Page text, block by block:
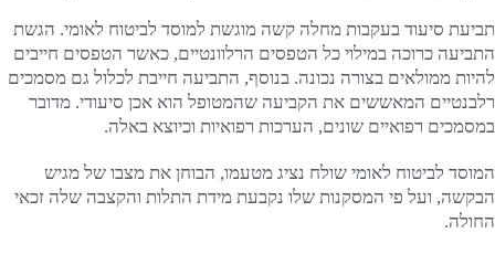
תביעת סיעוד בעקבות מחלה קשה מוגשת למוסד לביטוח לאומי. הגשת
התביעה כרוכה במילוי כל הטפסים הרלוונטיים, כאשר הטפסים חייבים
להיות ממולאים בצורה נכונה. בנוסף, התביעה חייבת לכלול גם מסמכים
רלבנטיים המאששים את הקביעה שהמטופל הוא אכן סיעודי. מדובר
במסמכים רפואיים שונים, הערכות רפואיות וכיוצא באלה.
המוסד לביטוח לאומי שולח נציג מטעמו, הבוחן את מצבו של מגיש
הבקשה, ועל פי המסקנות שלו נקבעת מידת התלות והקצבה שלה זכאי
החולה.